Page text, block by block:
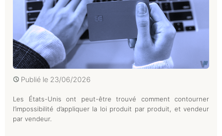
Publié le 23/06/2026
Les États-Unis ont peut-être trouvé comment contourner
l’impossibilité d’appliquer la loi produit par produit, et vendeur
par vendeur.